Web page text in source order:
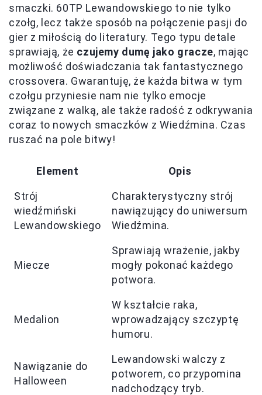
smaczki. 60TP Lewandowskiego to nie tylko
czołg, lecz także sposób na połączenie pasji do
gier z miłością do literatury. Tego typu detale
sprawiają, że czujemy dumę jako gracze, mając
możliwość doświadczania tak fantastycznego
crossovera. Gwarantuję, że każda bitwa w tym
czołgu przyniesie nam nie tylko emocje
związane z walką, ale także radość z odkrywania
coraz to nowych smaczków z Wiedźmina. Czas
ruszać na pole bitwy!
Element Opis
Strój
wiedźmiński
Lewandowskiego
Charakterystyczny strój
nawiązujący do uniwersum
Wiedźmina.
Miecze
Sprawiają wrażenie, jakby
mogły pokonać każdego
potwora.
Medalion
W kształcie raka,
wprowadzający szczyptę
humoru.
Nawiązanie do
Halloween
Lewandowski walczy z
potworem, co przypomina
nadchodzący tryb.